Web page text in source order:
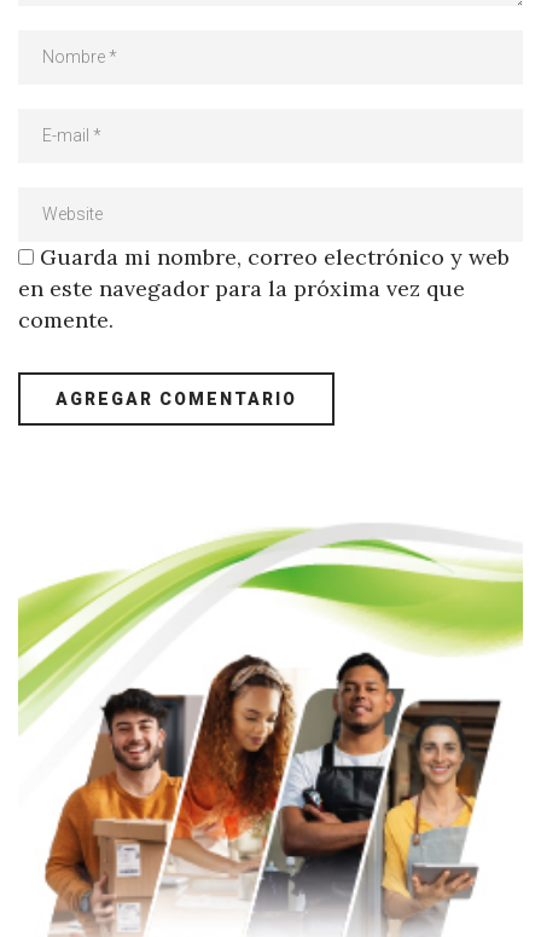
Guarda mi nombre, correo electrónico y web
en este navegador para la próxima vez que
comente.